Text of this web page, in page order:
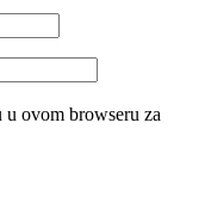
u ovom browseru za